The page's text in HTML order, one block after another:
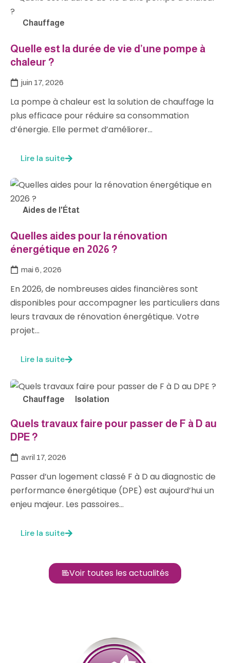
Chauffage
Quelle est la durée de vie d’une pompe à
chaleur ?
juin 17, 2026
La pompe à chaleur est la solution de chauffage la
plus efficace pour réduire sa consommation
d’énergie. Elle permet d’améliorer…
Lire la suite
Aides de l'État
Quelles aides pour la rénovation
énergétique en 2026 ?
mai 6, 2026
En 2026, de nombreuses aides financières sont
disponibles pour accompagner les particuliers dans
leurs travaux de rénovation énergétique. Votre
projet…
Lire la suite
Chauffage Isolation
Quels travaux faire pour passer de F à D au
DPE ?
avril 17, 2026
Passer d’un logement classé F à D au diagnostic de
performance énergétique (DPE) est aujourd’hui un
enjeu majeur. Les passoires…
Lire la suite
Voir toutes les actualités